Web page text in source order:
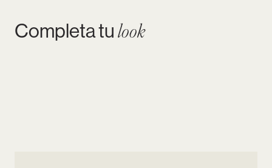
Completa tu look